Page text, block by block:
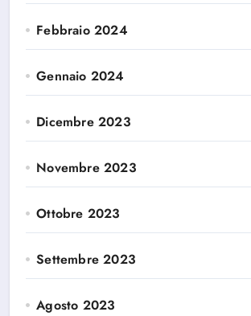
Febbraio 2024
Gennaio 2024
Dicembre 2023
Novembre 2023
Ottobre 2023
Settembre 2023
Agosto 2023